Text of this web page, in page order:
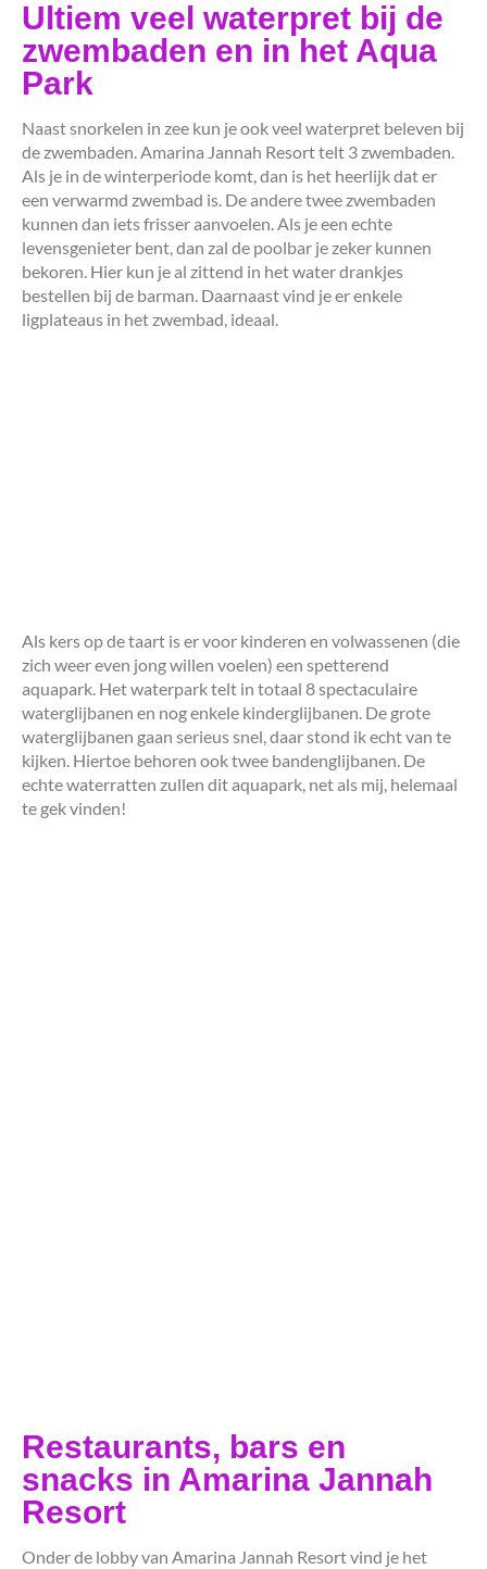
Ultiem veel waterpret bij de
zwembaden en in het Aqua
Park
Naast snorkelen in zee kun je ook veel waterpret beleven bij
de zwembaden. Amarina Jannah Resort telt 3 zwembaden.
Als je in de winterperiode komt, dan is het heerlijk dat er
een verwarmd zwembad is. De andere twee zwembaden
kunnen dan iets frisser aanvoelen. Als je een echte
levensgenieter bent, dan zal de poolbar je zeker kunnen
bekoren. Hier kun je al zittend in het water drankjes
bestellen bij de barman. Daarnaast vind je er enkele
ligplateaus in het zwembad, ideaal.
Als kers op de taart is er voor kinderen en volwassenen (die
zich weer even jong willen voelen) een spetterend
aquapark. Het waterpark telt in totaal 8 spectaculaire
waterglijbanen en nog enkele kinderglijbanen. De grote
waterglijbanen gaan serieus snel, daar stond ik echt van te
kijken. Hiertoe behoren ook twee bandenglijbanen. De
echte waterratten zullen dit aquapark, net als mij, helemaal
te gek vinden!
Restaurants, bars en
snacks in Amarina Jannah
Resort
Onder de lobby van Amarina Jannah Resort vind je het